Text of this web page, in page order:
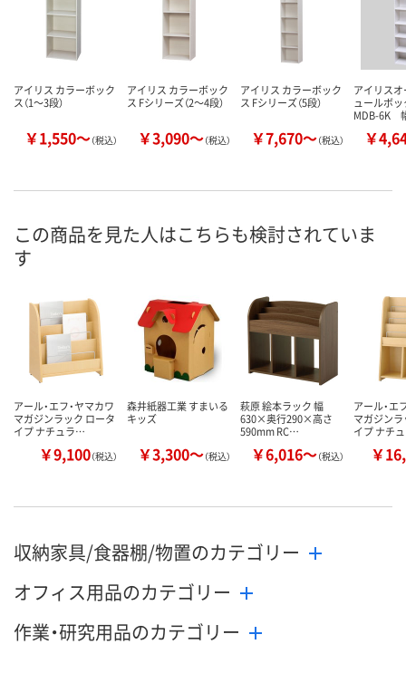
アイリス カラーボック
ス（1～3段）
￥1,550～（税込）
アイリス カラーボック
ス Fシリーズ（2～4段）
￥3,090～（税込）
アイリス カラーボック
ス Fシリーズ（5段）
￥7,670～（税込）
アイリス
ュールボ
MDB-6K
￥
この商品を見た人はこちらも検討されていま
す
アール・エフ・ヤマカワ
マガジンラック ロータ
イプ ナチュラ…
￥9,100（税込）
森井紙器工業 すまいる
キッズ
￥3,300～（税込）
萩原 絵本ラック 幅
630×奥行290×高さ
590mm RC…
￥6,016～（税込）
アール・エ
マガジン
イプ ナチ
￥
収納家具/食器棚/物置のカテゴリー
オフィス用品のカテゴリー
作業・研究用品のカテゴリー